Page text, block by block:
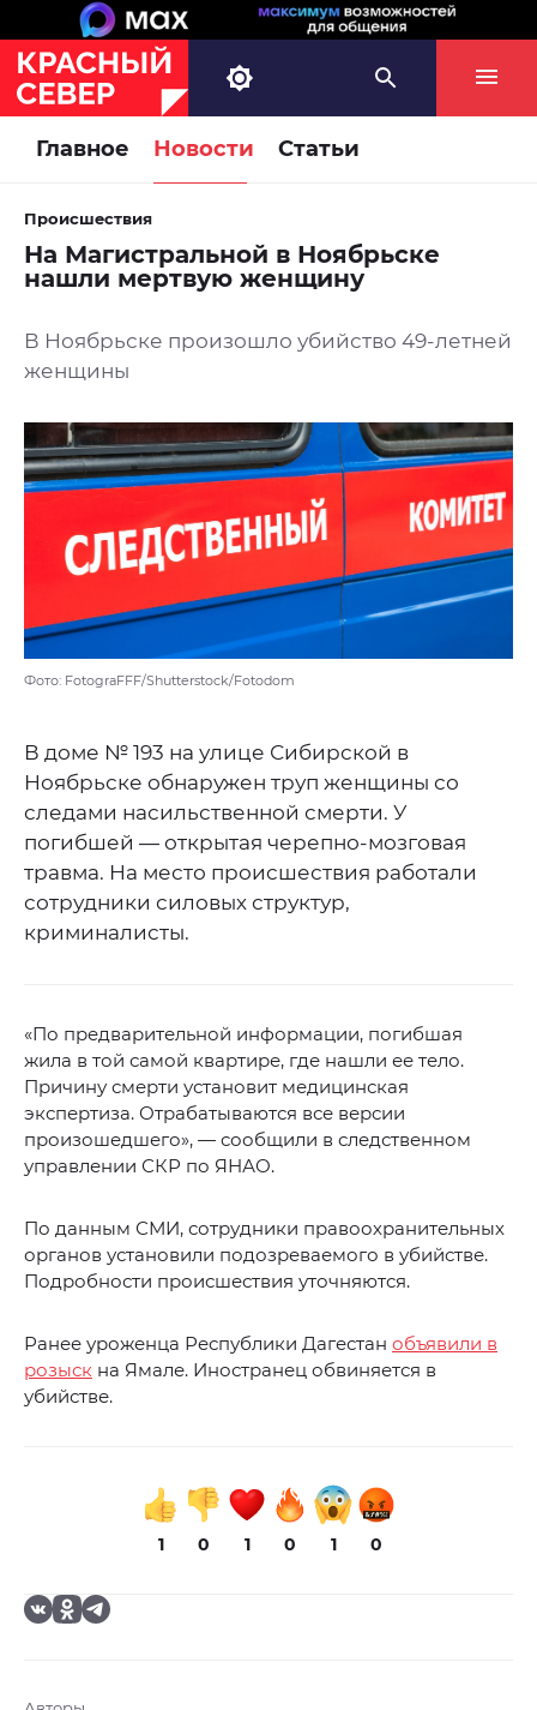
Главное Новости Статьи
Происшествия
На Магистральной в Ноябрьске
нашли мертвую женщину
В Ноябрьске произошло убийство 49-летней
женщины
Фото: FotograFFF/Shutterstock/Fotodom
В доме № 193 на улице Сибирской в
Ноябрьске обнаружен труп женщины со
следами насильственной смерти. У
погибшей — открытая черепно-мозговая
травма. На место происшествия работали
сотрудники силовых структур,
криминалисты.
«По предварительной информации, погибшая
жила в той самой квартире, где нашли ее тело.
Причину смерти установит медицинская
экспертиза. Отрабатываются все версии
произошедшего», — сообщили в следственном
управлении СКР по ЯНАО.
По данным СМИ, сотрудники правоохранительных
органов установили подозреваемого в убийстве.
Подробности происшествия уточняются.
Ранее уроженца Республики Дагестан объявили в
розыск на Ямале. Иностранец обвиняется в
убийстве.
1 0 1 0 1 0